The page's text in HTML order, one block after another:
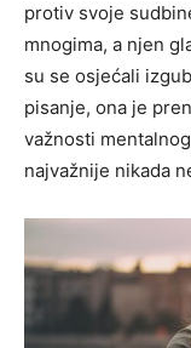
protiv svoje
mnogima, a njen
su se osjećali
pisanje, ona je
važnosti
najvažnije nikada